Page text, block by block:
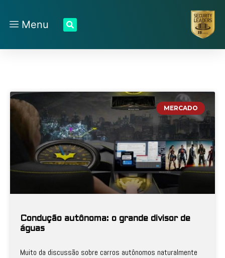
Menu
MERCADO
Condução autônoma: o grande divisor de
águas
Muito da discussão sobre carros autônomos naturalmente